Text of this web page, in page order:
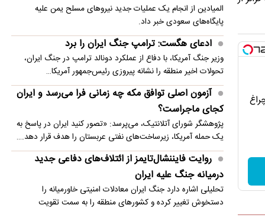
المیادین از انجام یک عملیات جدید نیروهای مسلح یمن علیه
پایگاه‌های سعودی خبر داد.
ادعای هگست: ترامپ جنگ ایران را برد
وزیر جنگ آمریکا، با دفاع از عملکرد دونالد ترامپ در جنگ ایران،
تحولات اخیر منطقه را نشانه پیروزی رئیس‌جمهور آمریکا…
آزمون اصلی توافق مکه چه زمانی فرا می‌رسد و ایران
کجای ماجراست؟
پژوهشگر شورای آتلانتیک، می‌پرسد: «تصور کنید ایران در پاسخ به
یک حمله آمریکا، زیرساخت‌های نفتی عربستان را هدف قرار دهد.…
روایت فایننشال‌تایمز از ائتلاف‌های دفاعی جدید
درمیانه جنگ علیه ایران
تحلیلی اشاره دارد جنگ ایران معادلات امنیتی خاورمیانه را
دستخوش تغییر کرده و کشورهای منطقه را به سمت تقویت